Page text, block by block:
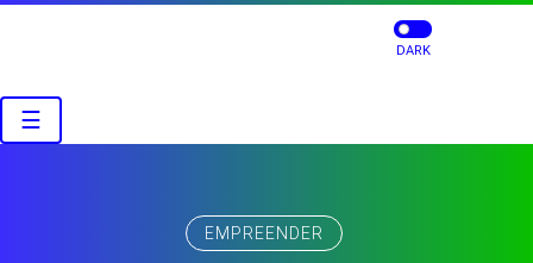
☰
DARK
EMPREENDER